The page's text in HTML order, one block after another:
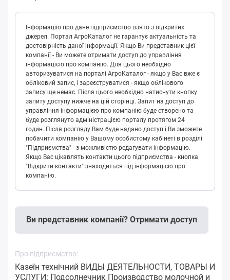
Інформацію про дане підприємство взято з відкритих
джерел. Портал АгроКаталог не гарантує актуальність та
достовірність даної інформації. Якщо Ви представник цієї
компанії - Ви можете отримати доступ до управління
інформацією про компанію. Для цього необхідно
авторизуватися на порталі АгроКаталог - якщо у Вас вже є
обліковий запис, і зареєструватися - якщо облікового
запису ще немає. Після цього необхідно натиснути кнопку
запиту доступу нижче на цій сторінці. Запит на доступ до
управління інформацією про компанію буде створено та
буде розглянуто адміністрацією порталу протягом 24
годин. Після розгляду Вам буде надано доступ і Ви зможете
побачити компанію у Вашому особистому кабінеті в розділі
"Підприємства" - з можливістю редагувати інформацію.
Якщо Вас цікавлять контакти цього підприємства - кнопка
"Відкрити контакти" знаходиться під інформацією про
компанію.
Ви представник компанії? Отримати доступ
Про підприємство:
Казеїн технічний ВИДЫ ДЕЯТЕЛЬНОСТИ, ТОВАРЫ И
УСЛУГИ: Подсолнечник Производство молочной и